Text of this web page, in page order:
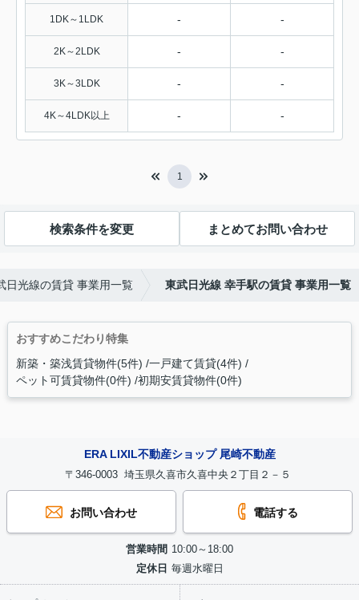
1DK～1LDK - -
2K～2LDK - -
3K～3LDK - -
4K～4LDK以上 - -
1
検索条件を変更 まとめてお問い合わせ
日光線の賃貸 事業用一覧 東武日光線 幸手駅の賃貸 事業用一覧
おすすめこだわり特集
新築・築浅賃貸物件(5件) 一戸建て賃貸(4件)
ペット可賃貸物件(0件) 初期安賃貸物件(0件)
ERA LIXIL不動産ショップ 尾崎不動産
〒346-0003 埼玉県久喜市久喜中央２丁目２－５
お問い合わせ 電話する
営業時間 10:00～18:00
定休日 毎週水曜日